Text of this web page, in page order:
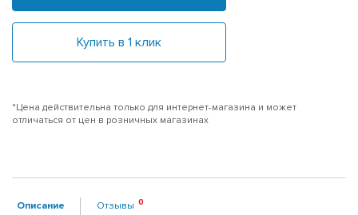
Купить в 1 клик
*Цена действительна только для интернет-магазина и может
отличаться от цен в розничных магазинах
Описание Отзывы